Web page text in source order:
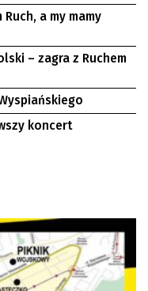
a my mamy
– zagra z Ruchem
koncert